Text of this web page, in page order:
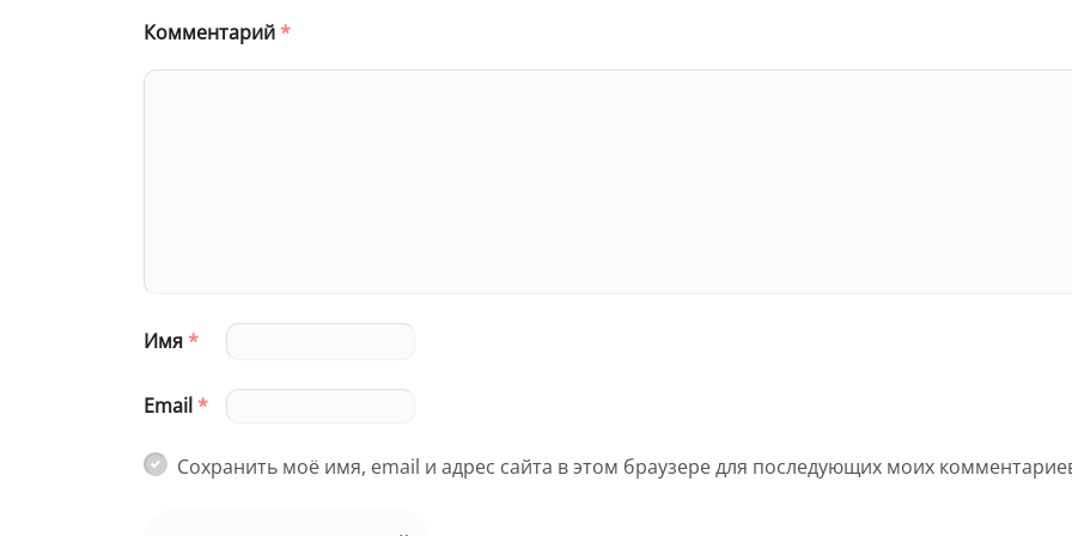
Комментарий*
Имя*
Email*
Сохранить моё имя, email и адрес сайта в этом браузере для последующих моих